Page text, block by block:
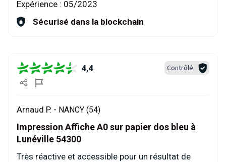
Expérience : 05/2023
Sécurisé dans la blockchain
4,4 Contrôlé
Arnaud P. - NANCY (54)
Impression Affiche A0 sur papier dos bleu à
Lunéville 54300
Très réactive et accessible pour un résultat de